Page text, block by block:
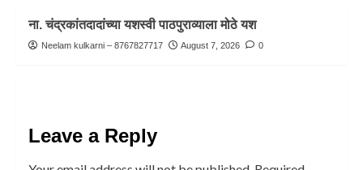
ना. चंद्रकांतदादांच्या यशस्वी पाठपुराव्याला मोठे यश
Neelam kulkarni – 8767827717 August 7, 2026 0
Leave a Reply